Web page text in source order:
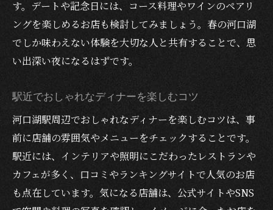
す。デートや記念日には、コース料理やワインのペアリ
ングを楽しめるお店も検討してみましょう。春の河口湖
でしか味わえない体験を大切な人と共有することで、思
い出深い夜になるはずです。
駅近でおしゃれなディナーを楽しむコツ
河口湖駅周辺でおしゃれなディナーを楽しむコツは、事
前に店舗の雰囲気やメニューをチェックすることです。
駅近には、インテリアや照明にこだわったレストランや
カフェが多く、口コミやランキングサイトで人気のお店
も点在しています。気になる店舗は、公式サイトやSNS